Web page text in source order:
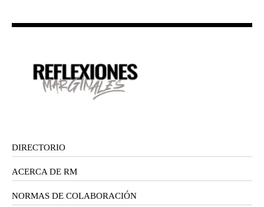
DIRECTORIO
ACERCA DE RM
NORMAS DE COLABORACIÓN